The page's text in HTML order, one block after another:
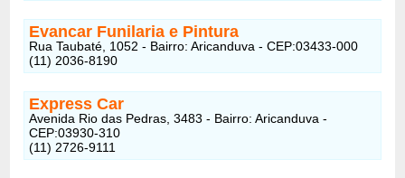
Evancar Funilaria e Pintura
Rua Taubaté, 1052 - Bairro: Aricanduva - CEP:03433-000
(11) 2036-8190
Express Car
Avenida Rio das Pedras, 3483 - Bairro: Aricanduva -
CEP:03930-310
(11) 2726-9111